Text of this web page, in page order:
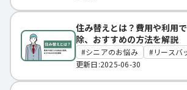
住み替えとは？費用や利用
除、おすすめの方法を解説
シニアのお悩み
リースバ
更新日:2025-06-30